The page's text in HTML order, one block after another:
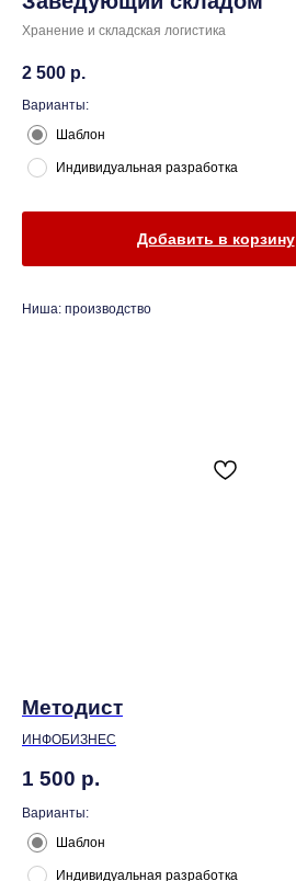
Хранение и складская логистика
2 500 р.
Варианты:
Шаблон
Индивидуальная разработка
Добавить в корзину
Ниша: производство
Методист
ИНФОБИЗНЕС
1 500 р.
Варианты:
Шаблон
Индивидуальная разработка